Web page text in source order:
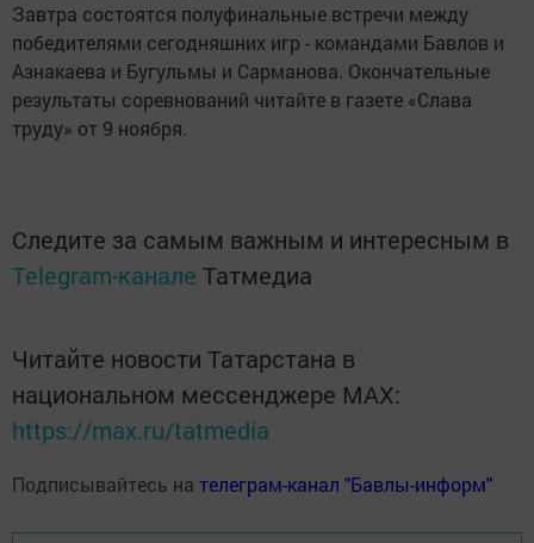
Завтра состоятся полуфинальные встречи между
победителями сегодняшних игр - командами Бавлов и
Азнакаева и Бугульмы и Сарманова. Окончательные
результаты соревнований читайте в газете «Слава
труду» от 9 ноября.
Следите за самым важным и интересным в
Telegram-канале Татмедиа
Читайте новости Татарстана в
национальном мессенджере MАХ:
https://max.ru/tatmedia
Подписывайтесь на телеграм-канал "Бавлы-информ"